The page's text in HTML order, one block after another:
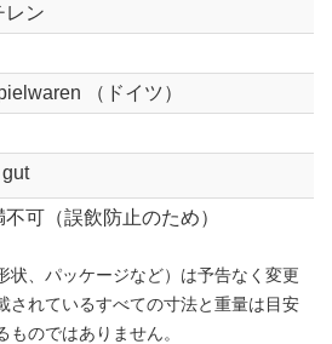
レン
（ドイツ）
不可（誤飲防止のため）
状、パッケージなど）は予告なく変更
されているすべての寸法と重量は目安
のではありません。